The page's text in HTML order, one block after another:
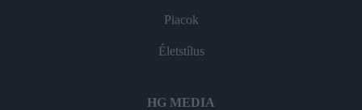
Piacok
Életstílus
HG MEDIA